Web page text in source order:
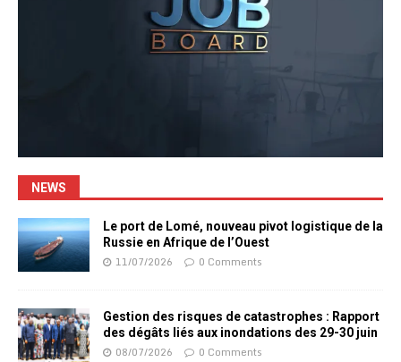
NEWS
Le port de Lomé, nouveau pivot logistique de la
Russie en Afrique de l’Ouest
11/07/2026 0 Comments
Gestion des risques de catastrophes : Rapport
des dégâts liés aux inondations des 29-30 juin
08/07/2026 0 Comments